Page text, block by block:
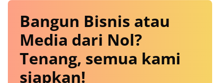
Bangun Bisnis atau
Media dari Nol?
Tenang, semua kami
siapkan!